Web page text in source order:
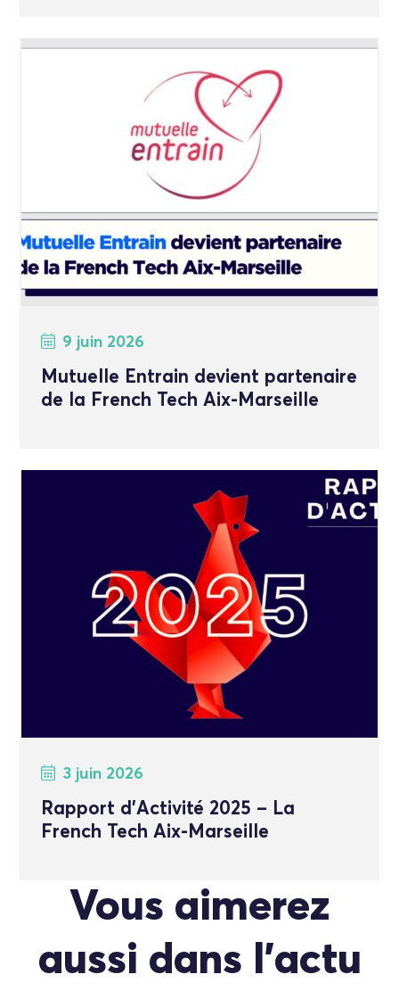
9 juin 2026
Mutuelle Entrain devient partenaire
de la French Tech Aix-Marseille
3 juin 2026
Rapport d’Activité 2025 – La
French Tech Aix-Marseille
Vous aimerez
aussi dans l'actu